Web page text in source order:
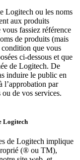
Logitech ou les noms
aux produits
fassiez référence
de produits (mais
condition que vous
ci-dessous et que
de Logitech. De
induire le public en
l’approbation par
de vos services.
Logitech
de Logitech implique
(® ou TM),